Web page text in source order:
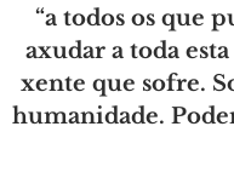
“a todos os que
axudar a toda
xente que sofre.
humanidade.